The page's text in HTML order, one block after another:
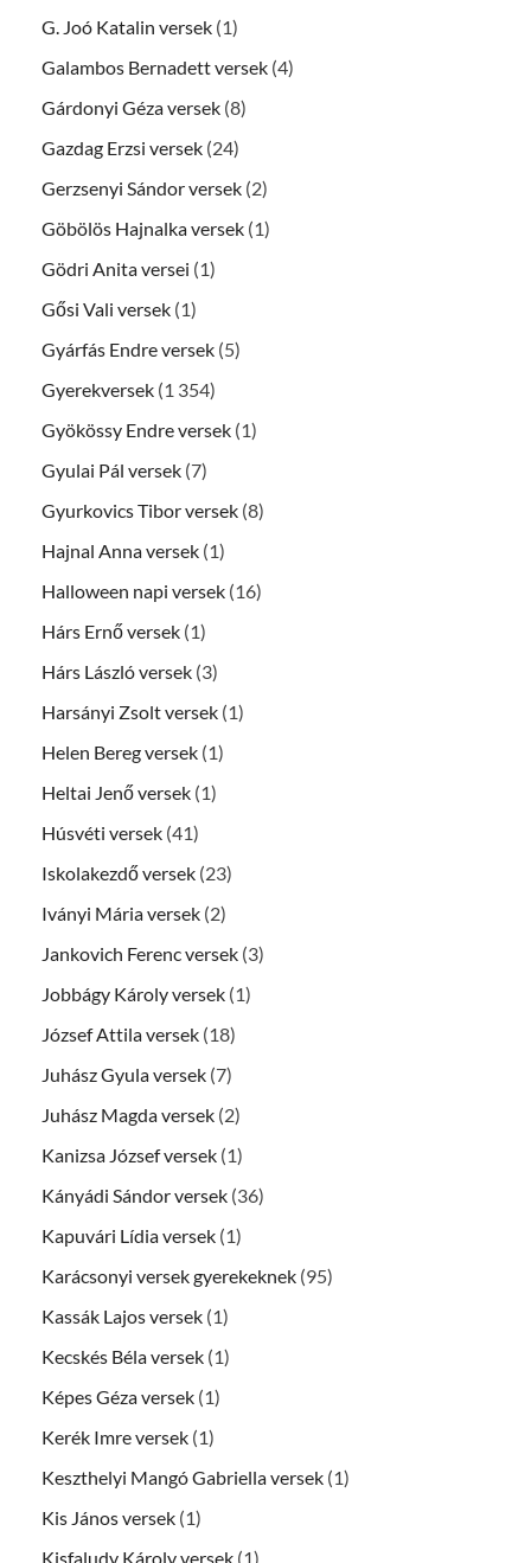
G. Joó Katalin versek (1)
Galambos Bernadett versek (4)
Gárdonyi Géza versek (8)
Gazdag Erzsi versek (24)
Gerzsenyi Sándor versek (2)
Göbölös Hajnalka versek (1)
Gödri Anita versei (1)
Gősi Vali versek (1)
Gyárfás Endre versek (5)
Gyerekversek (1 354)
Gyökössy Endre versek (1)
Gyulai Pál versek (7)
Gyurkovics Tibor versek (8)
Hajnal Anna versek (1)
Halloween napi versek (16)
Hárs Ernő versek (1)
Hárs László versek (3)
Harsányi Zsolt versek (1)
Helen Bereg versek (1)
Heltai Jenő versek (1)
Húsvéti versek (41)
Iskolakezdő versek (23)
Iványi Mária versek (2)
Jankovich Ferenc versek (3)
Jobbágy Károly versek (1)
József Attila versek (18)
Juhász Gyula versek (7)
Juhász Magda versek (2)
Kanizsa József versek (1)
Kányádi Sándor versek (36)
Kapuvári Lídia versek (1)
Karácsonyi versek gyerekeknek (95)
Kassák Lajos versek (1)
Kecskés Béla versek (1)
Képes Géza versek (1)
Kerék Imre versek (1)
Keszthelyi Mangó Gabriella versek (1)
Kis János versek (1)
Kisfaludy Károly versek (1)